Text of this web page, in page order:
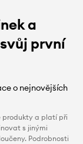
a
první
o nejnovějších
produkty a platí při
s jinými
Podrobnosti